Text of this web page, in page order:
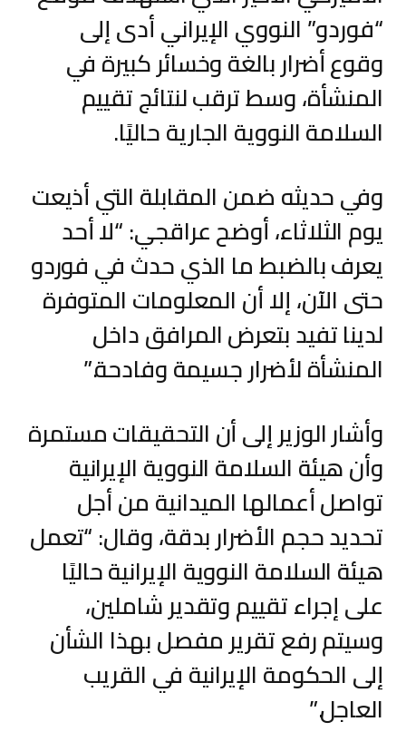
“فوردو” النووي الإيراني أدى إلى
وقوع أضرار بالغة وخسائر كبيرة في
المنشأة، وسط ترقب لنتائج تقييم
السلامة النووية الجارية حاليًا.
وفي حديثه ضمن المقابلة التي أذيعت
يوم الثلاثاء، أوضح عراقجي: “لا أحد
يعرف بالضبط ما الذي حدث في فوردو
حتى الآن، إلا أن المعلومات المتوفرة
لدينا تفيد بتعرض المرافق داخل
المنشأة لأضرار جسيمة وفادحة.”
وأشار الوزير إلى أن التحقيقات مستمرة
وأن هيئة السلامة النووية الإيرانية
تواصل أعمالها الميدانية من أجل
تحديد حجم الأضرار بدقة، وقال: “تعمل
هيئة السلامة النووية الإيرانية حاليًا
على إجراء تقييم وتقدير شاملين،
وسيتم رفع تقرير مفصل بهذا الشأن
إلى الحكومة الإيرانية في القريب
العاجل.”